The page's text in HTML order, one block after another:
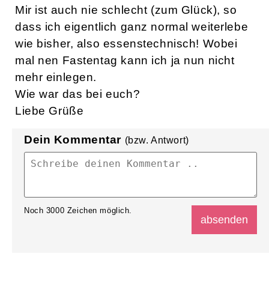
Mir ist auch nie schlecht (zum Glück), so
dass ich eigentlich ganz normal weiterlebe
wie bisher, also essenstechnisch! Wobei
mal nen Fastentag kann ich ja nun nicht
mehr einlegen.
Wie war das bei euch?
Liebe Grüße
Dein Kommentar (bzw. Antwort)
Noch 3000 Zeichen möglich.